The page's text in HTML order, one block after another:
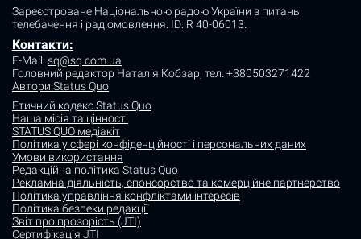
Зареєстроване Національною радою України з питань
телебачення і радіомовлення. ID: R 40-06013.
Контакти:
E-Mail: sq@sq.com.ua
Головний редактор Наталія Кобзар, тел. +380503271422
Автори Status Quo
Етичний кодекс Status Quo
Наша місія та цінності
STATUS QUO медіакіт
Політика у сфері конфіденційності і персональних даних
Умови використання
Редакційна політика Status Quo
Рекламна діяльність, спонсорство та комерційне партнерство
Політика управління конфліктами інтересів
Політика безпеки редакції
Звіт про прозорість (JTI)
Сертифікація JTI